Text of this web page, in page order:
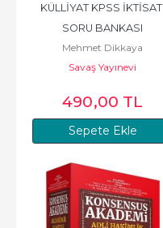
Sepete Ekle
KÜLLİYAT KPSS İKTİSAT
SORU BANKASI
Mehmet Dikkaya
Savaş Yayınevi
490,00 TL